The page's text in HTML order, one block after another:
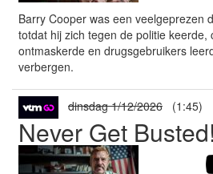
Barry Cooper was een veelgeprezen
totdat hij zich tegen de politie keerde,
ontmaskerde en drugsgebruikers
verbergen.
dinsdag 1/12/2026 (1:45)
Never Get Busted!